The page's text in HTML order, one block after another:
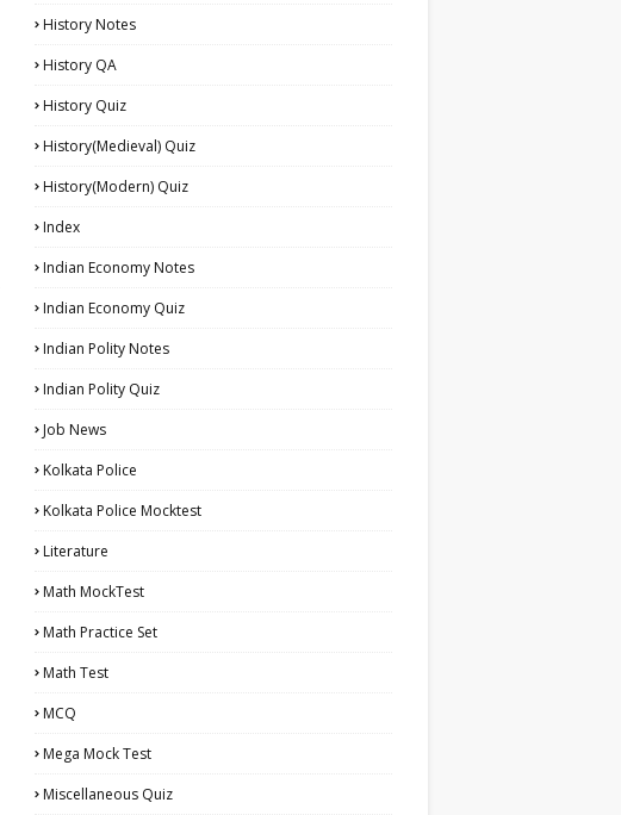
History Notes
History QA
History Quiz
History(Medieval) Quiz
History(Modern) Quiz
Index
Indian Economy Notes
Indian Economy Quiz
Indian Polity Notes
Indian Polity Quiz
Job News
Kolkata Police
Kolkata Police Mocktest
Literature
Math MockTest
Math Practice Set
Math Test
MCQ
Mega Mock Test
Miscellaneous Quiz